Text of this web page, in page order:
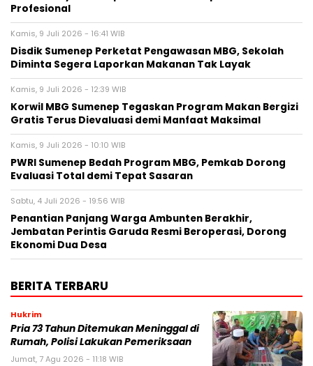
Profesional
Kamis, 9 Juli 2026 - 16:41 WIB
Disdik Sumenep Perketat Pengawasan MBG, Sekolah
Diminta Segera Laporkan Makanan Tak Layak
Kamis, 9 Juli 2026 - 12:39 WIB
Korwil MBG Sumenep Tegaskan Program Makan Bergizi
Gratis Terus Dievaluasi demi Manfaat Maksimal
Kamis, 9 Juli 2026 - 10:10 WIB
PWRI Sumenep Bedah Program MBG, Pemkab Dorong
Evaluasi Total demi Tepat Sasaran
Sabtu, 4 Juli 2026 - 19:56 WIB
Penantian Panjang Warga Ambunten Berakhir,
Jembatan Perintis Garuda Resmi Beroperasi, Dorong
Ekonomi Dua Desa
BERITA TERBARU
Hukrim
Pria 73 Tahun Ditemukan Meninggal di
Rumah, Polisi Lakukan Pemeriksaan
Jumat, 7 Agu 2026 - 11:18 WIB